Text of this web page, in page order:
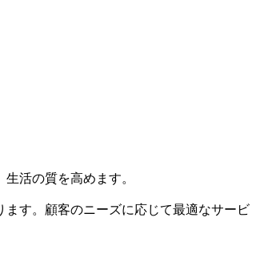
活の質を高めます。
す。顧客のニーズに応じて最適なサービ